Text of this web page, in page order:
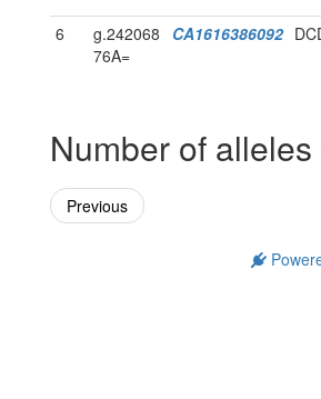
6
g.242068
76A=
CA1616386092
Number of
Previous